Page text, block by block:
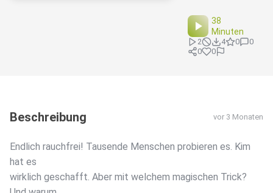
38
Minuten
2 4 0
0
0
0
Beschreibung vor 3 Monaten
Endlich rauchfrei! Tausende Menschen probieren es. Kim
hat es
wirklich geschafft. Aber mit welchem magischen Trick?